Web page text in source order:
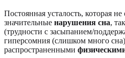
Постоянная усталость, которая
значительные нарушения сна,
(трудности с засыпанием/
гиперсомния (слишком много
распространенными